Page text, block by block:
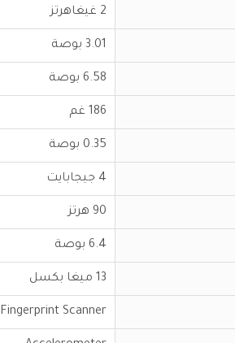
2 غيغاهرتز
3.01 بوصة
6.58 بوصة
186 غم
0.35 بوصة
4 جيجابايت
90 هرتز
6.4 بوصة
13 ميغا بكسل
Fingerprint Scanner